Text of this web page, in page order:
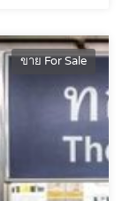
ขาย For Sale